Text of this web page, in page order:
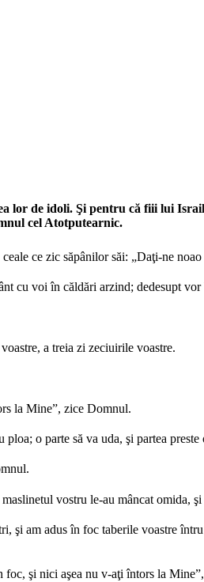
lor de idoli. Şi pentru că fiii lui
cel Atotputearnic.
ce zic săpânilor săi: „Daţi-ne noao
cu voi în căldări arzind; dedesupt vor
a treia zi zeciuirile voastre.
la Mine”, zice Domnul.
o parte să va uda, şi partea preste
vostru le-au mâncat omida,
şi am adus în foc taberile voastre
foc, şi nici aşea nu v-aţi întors la